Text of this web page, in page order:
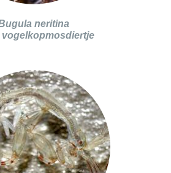
neritina
vogelkopmosdiertje